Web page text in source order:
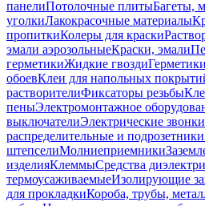
панелиПотолочные плитыБагеты,
уголкиЛакокрасочные материалы
пропиткиКолеры для краски
эмали аэрозольныеКраски, эмали
герметикиЖидкие гвоздиГерметики
обоевКлеи для напольных
растворителиФиксаторы резьбы
пеныЭлектромонтажное
выключателиЭлектрические звонки
распределительные и подрозетники
штепселиМолниеприемники
изделияКлеммыСредства
термоусаживаемыеИзолирующие
для прокладкиКороба, трубы,